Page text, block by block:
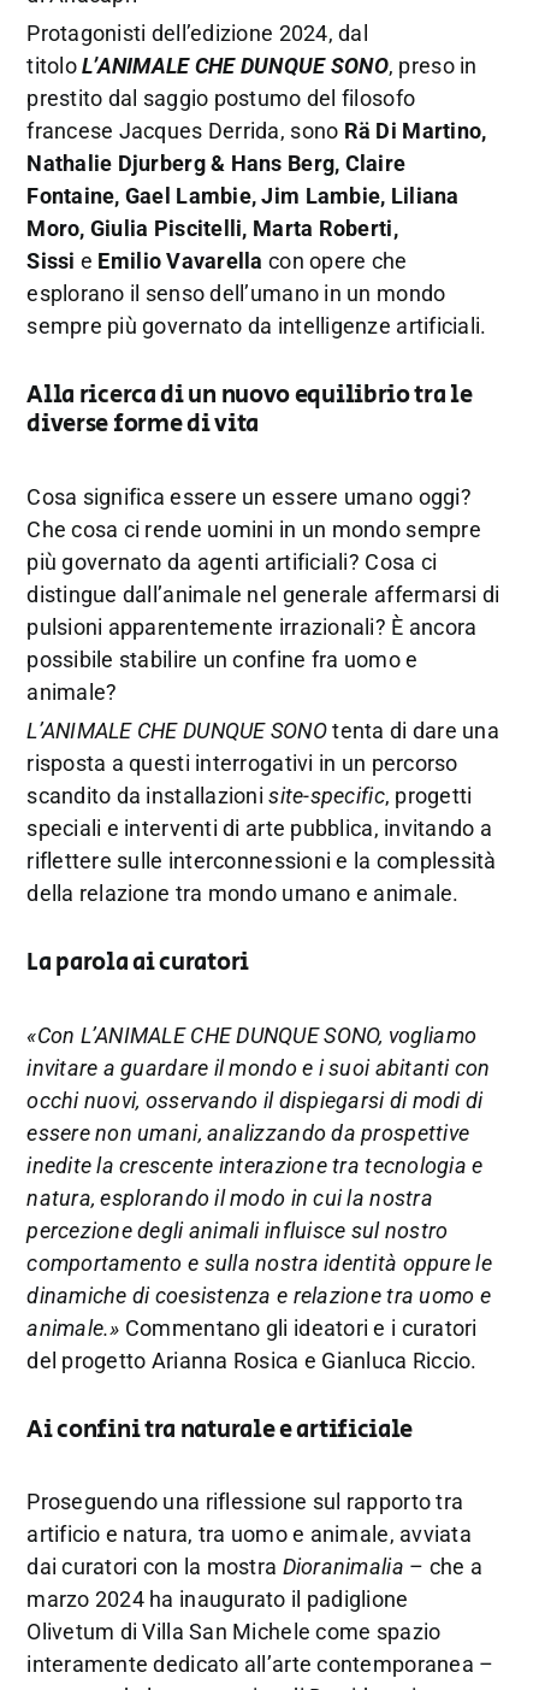
Protagonisti dell’edizione 2024, dal
titoloL’ANIMALE CHE DUNQUE SONO, preso in
prestito dal saggio postumo del filosofo
francese Jacques Derrida, sono Rä Di Martino,
Nathalie Djurberg & Hans Berg, Claire
Fontaine, Gael Lambie, Jim Lambie, Liliana
Moro, Giulia Piscitelli, Marta Roberti,
Sissi e Emilio Vavarellacon opere che
esplorano il senso dell’umano in un mondo
sempre più governato da intelligenze artificiali.
Alla ricerca di un nuovo equilibrio tra le
diverse forme di vita
Cosa significa essere un essere umano oggi?
Che cosa ci rende uomini in un mondo sempre
più governato da agenti artificiali? Cosa ci
distingue dall’animale nel generale affermarsi di
pulsioni apparentemente irrazionali? È ancora
possibile stabilire un confine fra uomo e
animale?
L’ANIMALE CHE DUNQUE SONOtenta di dare una
risposta a questi interrogativi in un percorso
scandito da installazionisite-specific, progetti
speciali e interventi di arte pubblica, invitando a
riflettere sulle interconnessioni e la complessità
della relazione tra mondo umano e animale.
La parola ai curatori
«Con L’ANIMALE CHE DUNQUE SONO, vogliamo
invitare a guardare il mondo e i suoi abitanti con
occhi nuovi, osservando il dispiegarsi di modi di
essere non umani, analizzando da prospettive
inedite la crescente interazione tra tecnologia e
natura, esplorando il modo in cui la nostra
percezione degli animali influisce sul nostro
comportamento e sulla nostra identità oppure le
dinamiche di coesistenza e relazione tra uomo e
animale.» Commentano gli ideatori e i curatori
del progetto Arianna Rosica e Gianluca Riccio.
Ai confini tra naturale e artificiale
Proseguendo una riflessione sul rapporto tra
artificio e natura, tra uomo e animale, avviata
dai curatori con la mostra Dioranimalia – che a
marzo 2024 ha inaugurato il padiglione
Olivetum di Villa San Michele come spazio
interamente dedicato all’arte contemporanea –